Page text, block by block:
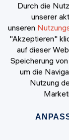
©2026Constructor
Durch die
unserer
unseren
"Akzeptieren"
auf dieser
Speicherung
um die
Nutzung